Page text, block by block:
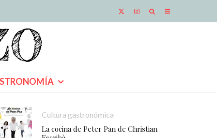
Cultura gastronómica
La cocina de Peter Pan de Christian